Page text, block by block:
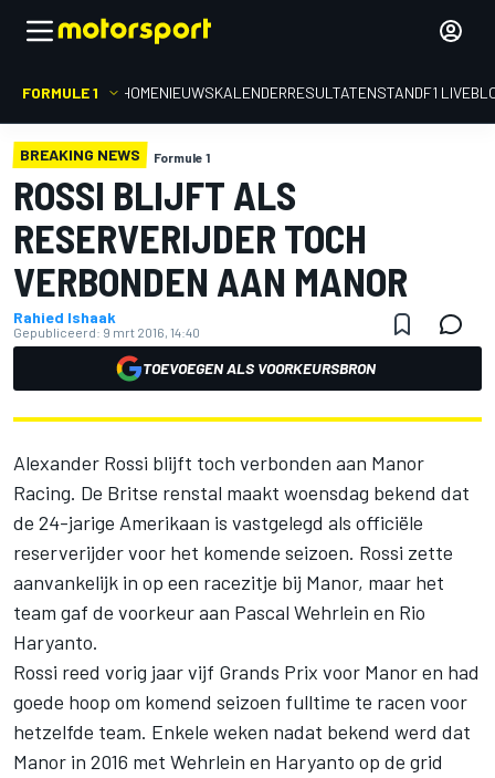
FORMULE 1 HOMENIEUWSKALENDERRESULTATENSTANDF1
BREAKING NEWS Formule 1
ROSSI BLIJFT ALS
RESERVERIJDER TOCH
VERBONDEN AAN MANOR
Rahied Ishaak
Gepubliceerd: 9 mrt 2016, 14:40
TOEVOEGEN ALS VOORKEURSBRON
Alexander Rossi blijft toch verbonden aan Manor
Racing. De Britse renstal maakt woensdag bekend dat
de 24-jarige Amerikaan is vastgelegd als officiële
reserverijder voor het komende seizoen. Rossi zette
aanvankelijk in op een racezitje bij Manor, maar het
team gaf de voorkeur aan Pascal Wehrlein en Rio
Haryanto.
Rossi reed vorig jaar vijf Grands Prix voor Manor en had
goede hoop om komend seizoen fulltime te racen voor
hetzelfde team. Enkele weken nadat bekend werd dat
Manor in 2016 met Wehrlein en Haryanto op de grid